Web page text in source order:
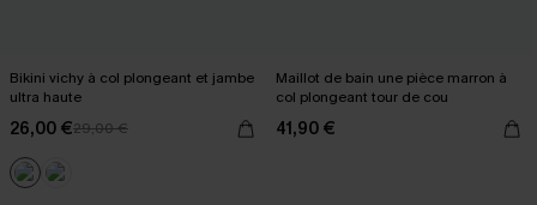
Bikini vichy à col plongeant et jambe
ultra haute
26,00 €29,00 €
Maillot de bain une pièce marron à
col plongeant tour de cou
41,90 €